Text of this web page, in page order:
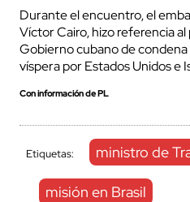
Durante el encuentro, el
Víctor Cairo, hizo referencia
Gobierno cubano de condena
víspera por Estados Unidos e
Con información de PL
Etiquetas: ministro de
misión en Brasil